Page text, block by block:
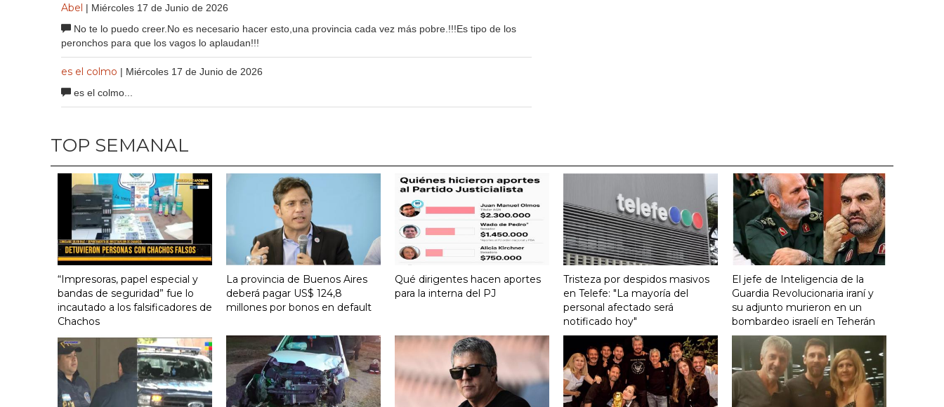
Abel | Miércoles 17 de Junio de 2026
No te lo puedo creer.No es necesario hacer esto,una provincia cada vez más pobre.!!!Es tipo de los
peronchos para que los vagos lo aplaudan!!!
es el colmo | Miércoles 17 de Junio de 2026
es el colmo...
TOP SEMANAL
“Impresoras, papel especial y
bandas de seguridad” fue lo
incautado a los falsificadores de
Chachos
La provincia de Buenos Aires
deberá pagar US$ 124,8
millones por bonos en default
Qué dirigentes hacen aportes
para la interna del PJ
Tristeza por despidos masivos
en Telefe: "La mayoría del
personal afectado será
notificado hoy"
El jefe de Inteligencia de la
Guardia Revolucionaria iraní y
su adjunto murieron en un
bombardeo israelí en Teherán